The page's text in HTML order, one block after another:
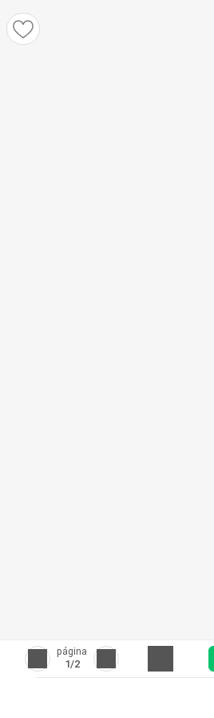
página
1/2